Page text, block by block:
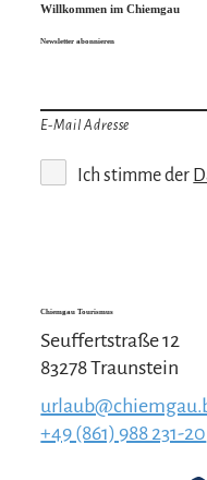
integrierten
Selbstsicherung
Weitere Termine/
Willkommen im Chiemgau
Newsletter abonnieren
E-Mail Adresse
Ich stimme der
Chiemgau Tourismus
Seuffertstraße 12
83278 Traunstein
+49 (861) 988 231-20